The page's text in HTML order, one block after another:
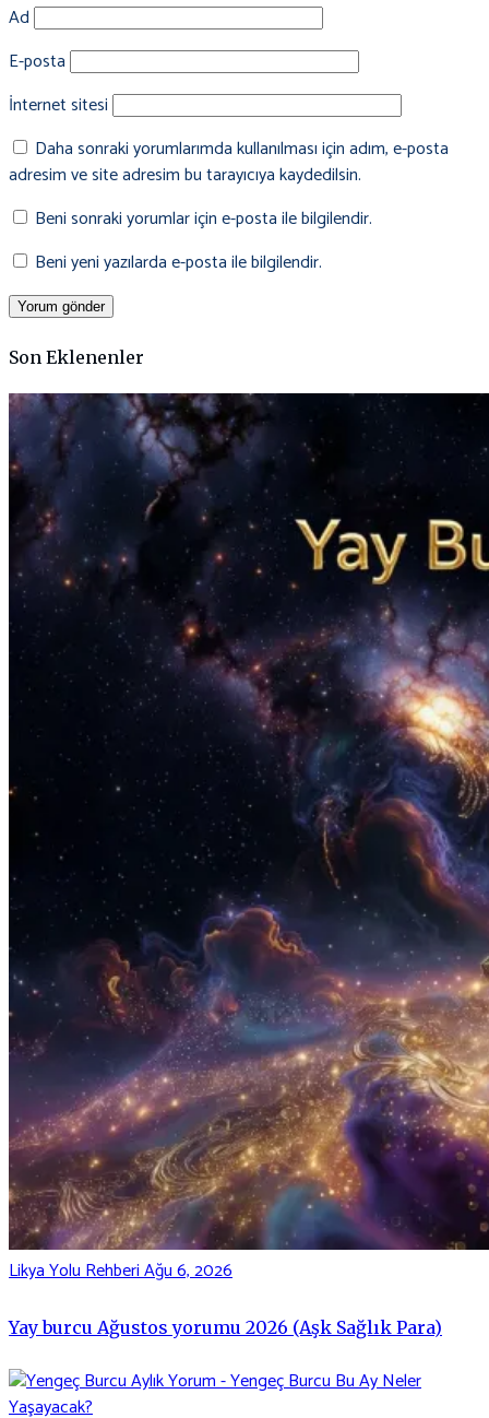
Ad
E-posta
İnternet sitesi
Daha sonraki yorumlarımda kullanılması için adım, e-posta
adresim ve site adresim bu tarayıcıya kaydedilsin.
Beni sonraki yorumlar için e-posta ile bilgilendir.
Beni yeni yazılarda e-posta ile bilgilendir.
Son Eklenenler
Likya Yolu RehberiAğu 6, 2026
Yay burcu Ağustos yorumu 2026 (Aşk Sağlık Para)